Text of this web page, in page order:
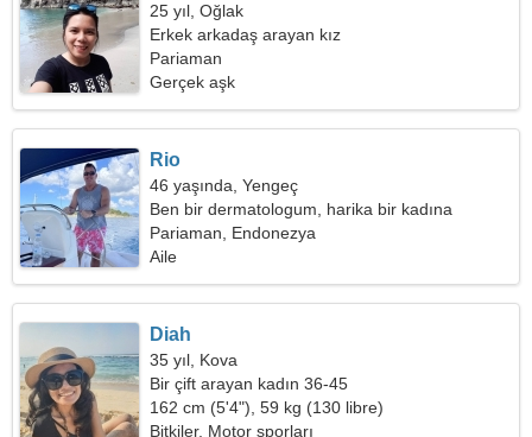
25 yıl, Oğlak
Erkek arkadaş arayan kız
Pariaman
Gerçek aşk
Rio
46 yaşında, Yengeç
Ben bir dermatologum, harika bir kadına
ihtiyacım var
Pariaman, Endonezya
Aile
Diah
35 yıl, Kova
Bir çift arayan kadın 36-45
162 cm (5'4"), 59 kg (130 libre)
Bitkiler, Motor sporları